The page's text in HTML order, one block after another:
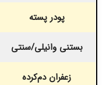
پودر پسته
بستنی وانیلی/سنتی
زعفران دم‌کرده